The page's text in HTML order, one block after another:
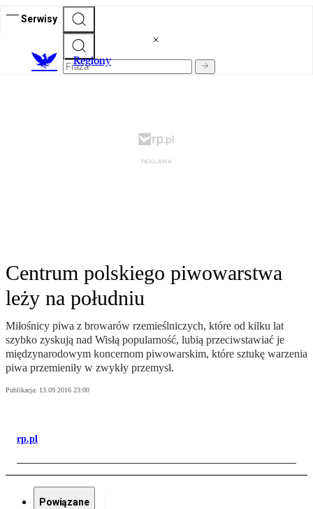
Serwisy
Regiony
Centrum polskiego piwowarstwa
leży na południu
Miłośnicy piwa z browarów rzemieślniczych, które od kilku lat
szybko zyskują nad Wisłą popularność, lubią przeciwstawiać je
międzynarodowym koncernom piwowarskim, które sztukę warzenia
piwa przemieniły w zwykły przemysł.
Publikacja: 13.09.2016 23:00
rp.pl
Powiązane